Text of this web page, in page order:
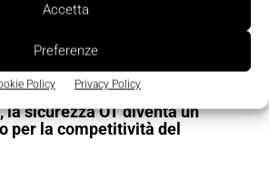
Accetta
Preferenze
Policy Privacy Policy
sicurezza OT diventa un
per la competitività del